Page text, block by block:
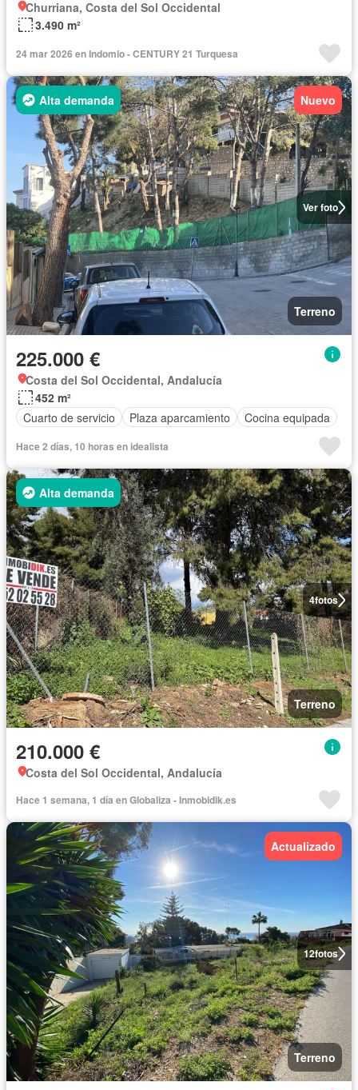
Churriana, Costa del Sol Occidental
3.490 m²
24 mar 2026 en Indomio - CENTURY 21 Turquesa
Ver foto
Alta demanda Nuevo
Terreno
225.000 €
Costa del Sol Occidental, Andalucía
452 m²
Cuarto de servicio
Plaza aparcamiento Cocina equipada
Hace 2 días, 10 horas en idealista
4fotos
Alta demanda
Terreno
210.000 €
Costa del Sol Occidental, Andalucía
Hace 1 semana, 1 día en Globaliza - Inmobidik.es
12fotos
Actualizado
Terreno